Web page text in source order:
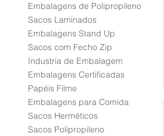
Embalagens de Polipropileno
Sacos Laminados
Embalagens Stand Up
Sacos com Fecho Zip
Industria de Embalagem
Embalagens Certificadas
Papéis Filme
Embalagens para Comida
Sacos Herméticos
Sacos Polipropileno